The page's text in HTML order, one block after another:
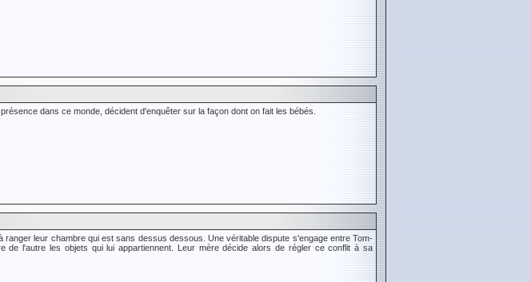
dans ce monde, décident d'enquêter sur la façon dont on fait les bébés.
ranger leur chambre qui est sans dessus dessous. Une véritable dispute s'engage entre Tom-
de l'autre les objets qui lui appartiennent. Leur mère décide alors de régler ce conflit à sa